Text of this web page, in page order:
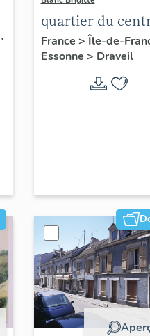
quartier du
France > Île-de-
Essonne > Draveil